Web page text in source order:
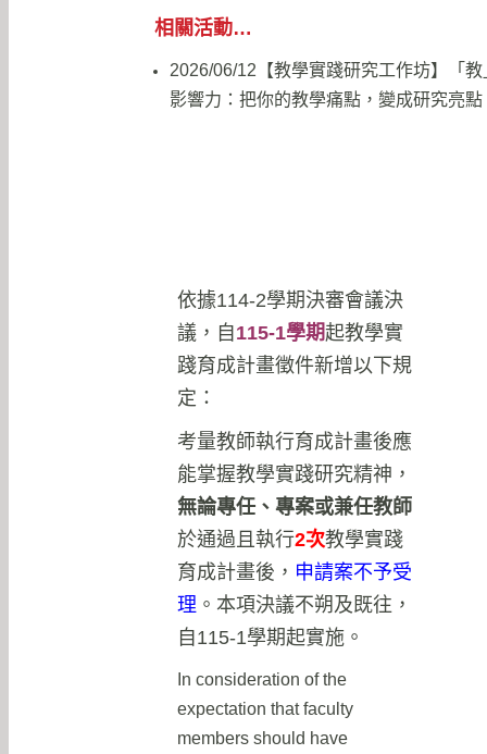
相關活動…
2026/06/12【教學實踐研究工作坊】「教
影響力：把你的教學痛點，變成研究亮點
依據114-2學期決審會議決
議，自 115-1學期起教學實
踐育成計畫徵件新增以下規
定：
考量教師執行育成計畫後應
能掌握教學實踐研究精神，
無論專任、專案或兼任教師
於通過且執行2次教學實踐
育成計畫後， 申請案不予受
理 。本項決議不朔及既往，
自115-1學期起實施。
In consideration of the
expectation that faculty
members should have